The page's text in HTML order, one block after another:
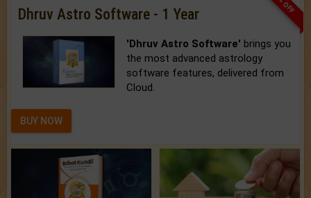
Dhruv Astro Software - 1 Year
'Dhruv Astro Software' brings you
the most advanced astrology
software features, delivered from
Cloud.
BUY NOW